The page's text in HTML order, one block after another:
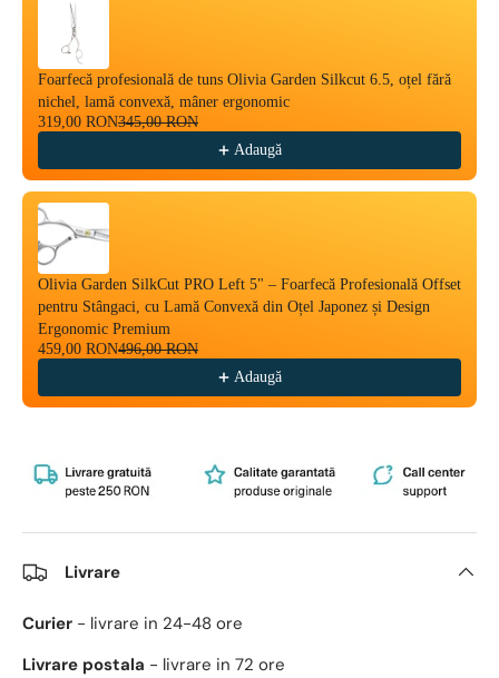
Foarfecă profesională de tuns Olivia Garden Silkcut 6.5, oțel fără
nichel, lamă convexă, mâner ergonomic
319,00 RON345,00 RON
Adaugă
Olivia Garden SilkCut PRO Left 5" – Foarfecă Profesională Offset
pentru Stângaci, cu Lamă Convexă din Oțel Japonez și Design
Ergonomic Premium
459,00 RON496,00 RON
Adaugă
Livrare
Curier - livrare in 24-48 ore
Livrare postala - livrare in 72 ore